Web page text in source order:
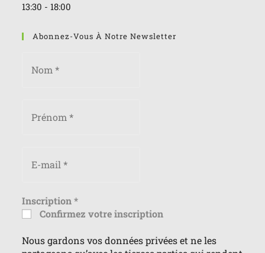
13:30 - 18:00
Abonnez-Vous À Notre Newsletter
Inscription*
Confirmez votre inscription
Nous gardons vos données privées et ne les